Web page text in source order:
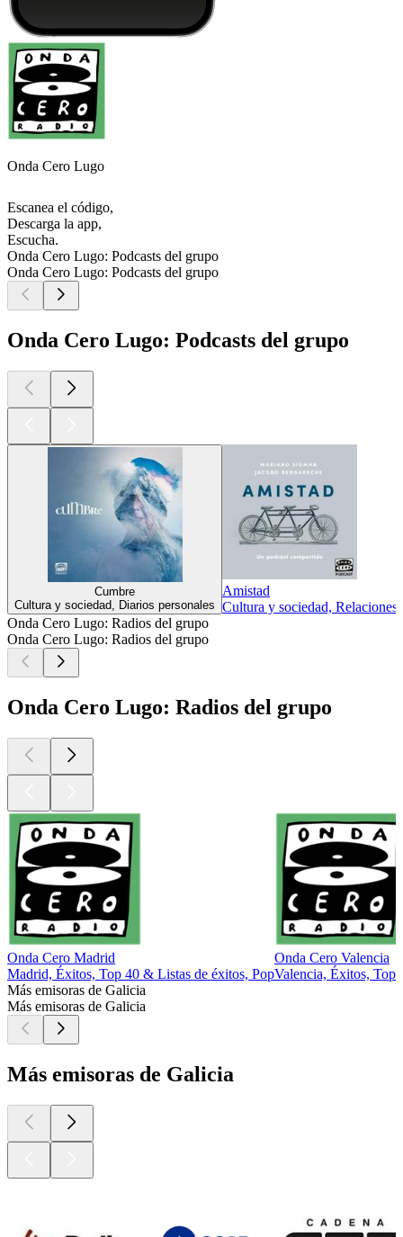
Onda Cero Lugo
Escanea el código,
Descarga la app,
Escucha.
Onda Cero Lugo: Podcasts del grupo
Onda Cero Lugo: Podcasts del grupo
Onda Cero Lugo: Podcasts del grupo
Cumbre
Cultura y sociedad, Diarios personales
Amistad
Cultura y sociedad, Relaciones
Onda Cero Lugo: Radios del grupo
Onda Cero Lugo: Radios del grupo
Onda Cero Lugo: Radios del grupo
Onda Cero Madrid
Madrid, Éxitos, Top 40 & Listas de éxitos, Pop
Onda Cero Valencia
Valencia, Éxitos, Top
Más emisoras de Galicia
Más emisoras de Galicia
Más emisoras de Galicia